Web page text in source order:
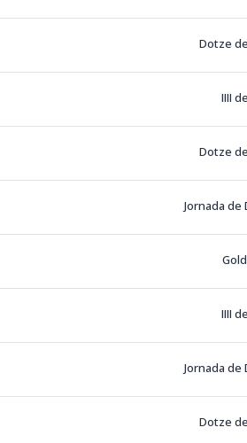
Dotze
IIII
Dotze
Jornada de
IIII
Jornada de
Dotze